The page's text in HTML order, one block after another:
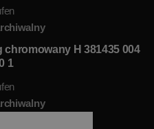
H 381435 004
1